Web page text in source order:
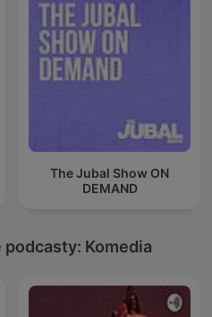
The Jubal Show ON
DEMAND
Komedia